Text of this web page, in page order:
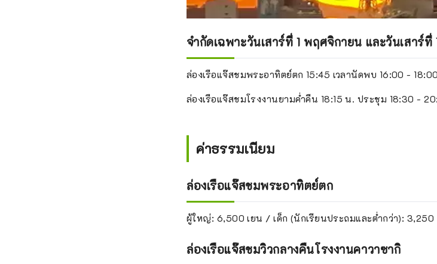
จำกัดเฉพาะวันเสาร์ที่ 1 พฤศจิกายน และวันเสาร์
ล่องเรือแจ๊สชมพระอาทิตย์ตก 15:45 เวลานัดพบ 16:00 -
ล่องเรือแจ๊สชมโรงงานยามค่ำคืน 18:15 น. ประชุม 18:30 -
ค่าธรรมเนียม
ล่องเรือแจ๊สชมพระอาทิตย์ตก
ผู้ใหญ่: 6,500 เยน / เด็ก (นักเรียนประถมและต่ำกว่า): 3,250
ล่องเรือแจ๊สชมวิวกลางคืนโรงงานคาวาซากิ